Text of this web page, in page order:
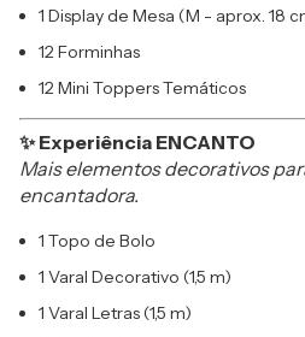
1 Display de Mesa (M - aprox. 18
12 Forminhas
12 Mini Toppers Temáticos
✨ Experiência ENCANTO
Mais elementos decorativos
encantadora.
1 Topo de Bolo
1 Varal Decorativo (1,5 m)
1 Varal Letras (1,5 m)